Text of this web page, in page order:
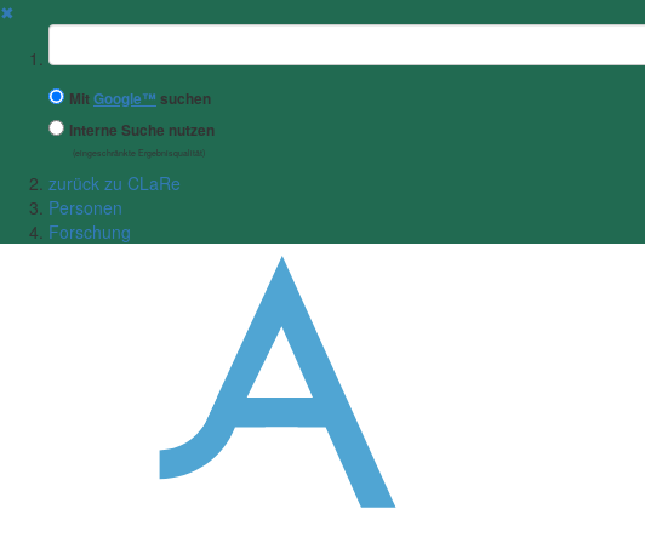
✖
Suchbegriff
MitGoogle™ suchen
Interne Suche nutzen
(eingeschränkte Ergebnisqualität)
zurück zu CLaRe
Personen
Forschung